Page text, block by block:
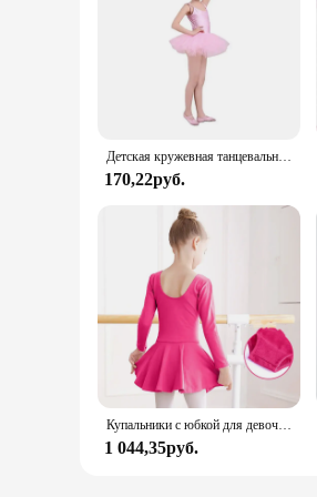
Детская кружевная танцевальная одежда без рукавов, балетная юбка на бретельках, танцевальные костюмы для девочек, одежда для упражнений, ПУШИСТЫЕ платья маленькой принцессы
170,22руб.
Купальники с юбкой для девочек, короткое платье с длинными рукавами для балета, танцев, наряд балерины, гимнастическая одежда, классная хлопковая одежда принцессы с U-образной спинкой
1 044,35руб.